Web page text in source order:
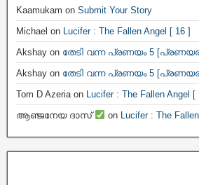
Kaamukam on Submit Your Story
Michael on Lucifer : The Fallen Angel [ 16 ]
Akshay on തേടി വന്ന പ്രണയം 5
Akshay on തേടി വന്ന പ്രണയം 5
Tom D Azeriaon Lucifer : The Fallen Angel [
ആഞ്ജനേയ ദാസ്
on Lucifer : The